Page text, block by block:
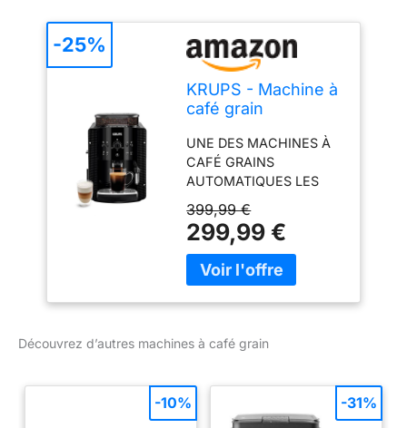
KRUPS - Machine à
café grain
Essential Compacte
Noire - 15 bars
UNE DES MACHINES À
CAFÉ GRAINS
AUTOMATIQUES LES
MARCHÉ (L 24,5 X P 33
X H 36,5 CM) : Réservoir
d’eau 1,7 L, bac à grains
260 g. DE L'ESPRESSO
moulus révélés à chaque
du broyage et de la
température de Krups.
399,99 €
299,99 €
-25%
Découvrez d’autres machines à café grain
-10% -31%